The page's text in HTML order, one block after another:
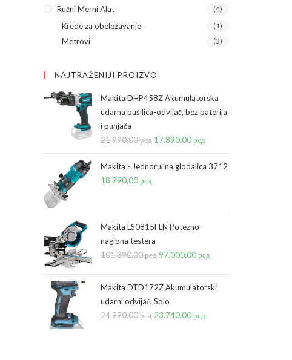
Ručni Merni Alat (4)
Krede za obeležavanje (1)
Metrovi (3)
NAJTRAŽENIJI PROIZVO
Makita DHP458Z Akumulatorska
udarna bušilica-odvijač, bez baterija
i punjača
21.990,00рсд Originalna
je
17.890,00рсд
je:
Makita - Jednoručna glodalica 3712
18.790,00рсд
Makita LS0815FLN Potezno-
nagibna testera
101.390,00рсд Originalna
je
bila:
101.390,00 рсд.
97.000,00рсд
je:
Makita DTD172Z Akumulatorski
udarni odvijač, Solo
24.990,00рсд Originalna
23.740,00рсд